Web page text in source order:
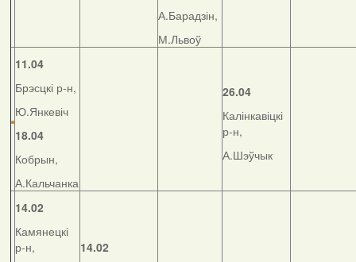
А.Барадзін,
М.Львоў
11.04
Брэсцкі р-н,
Ю.Янкевіч
18.04
Кобрын,
А.Кальчанка
26.04
Калінкавіцкі
р-н,
А.Шэўчык
14.02
Камянецкі
р-н,
14.02